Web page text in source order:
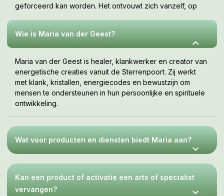
geforceerd kan worden. Het ontvouwt zich vanzelf, op
Wie is Maria van der Geest?
Maria van der Geest is healer, klankwerker en creator van
energetische creaties vanuit de Sterrenpoort. Zij werkt
met klank, kristallen, energiecodes en bewustzijn om
mensen te ondersteunen in hun persoonlijke en spirituele
ontwikkeling.
Wat voor producten en diensten biedt Maria aan?
Kan een product of activatie een arts of specialist
vervangen?